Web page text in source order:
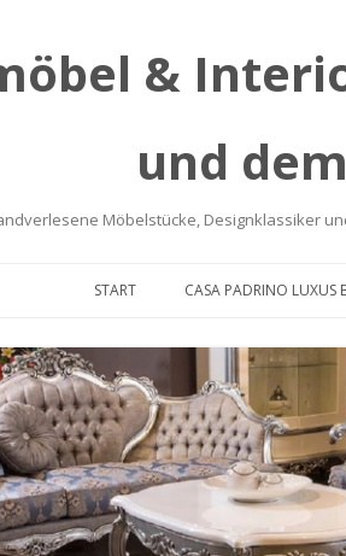
&
und
Möbelstücke, Designklassiker
START CASA PADRINO LUXUS